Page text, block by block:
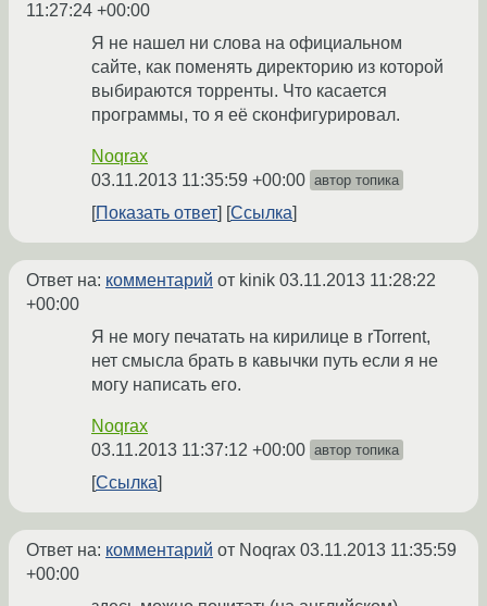
11:27:24 +00:00
Я не нашел ни слова на официальном
сайте, как поменять директорию из которой
выбираются торренты. Что касается
программы, то я её сконфигурировал.
Noqrax
03.11.2013 11:35:59 +00:00 автор топика
Показать ответ Ссылка
Ответ на: комментарий от kinik 03.11.2013 11:28:22
+00:00
Я не могу печатать на кирилице в rTorrent,
нет смысла брать в кавычки путь если я не
могу написать его.
Noqrax
03.11.2013 11:37:12 +00:00 автор топика
Ссылка
Ответ на: комментарий от Noqrax 03.11.2013 11:35:59
+00:00